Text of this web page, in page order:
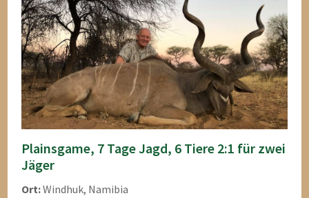
Plainsgame, 7 Tage Jagd, 6 Tiere 2:1 für zwei
Jäger
Ort:Windhuk, Namibia